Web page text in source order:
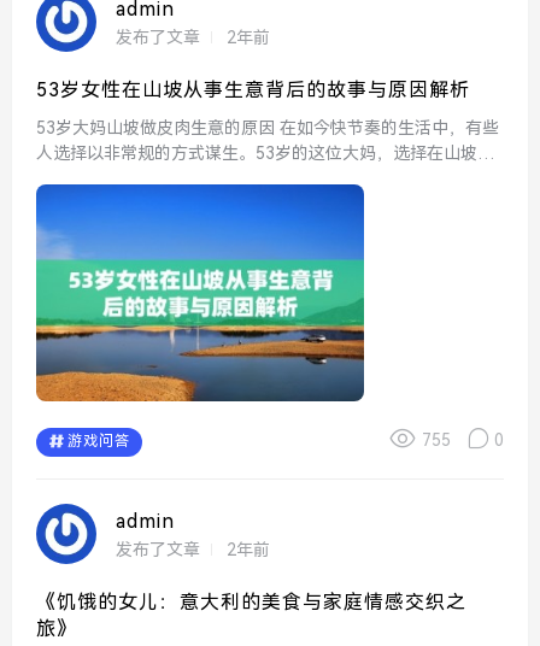
admin
发布了文章 2年前
53岁女性在山坡从事生意背后的故事与原因解析
53岁大妈山坡做皮肉生意的原因 在如今快节奏的生活中，有些
人选择以非常规的方式谋生。53岁的这位大妈，选择在山坡上
游戏问答 755 0
admin
发布了文章 2年前
《饥饿的女儿：意大利的美食与家庭情感交织之
旅》